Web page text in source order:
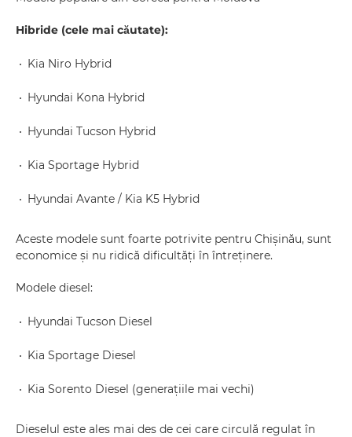
Hibride (cele mai căutate):
Kia Niro Hybrid
Hyundai Kona Hybrid
Hyundai Tucson Hybrid
Kia Sportage Hybrid
Hyundai Avante / Kia K5 Hybrid
Aceste modele sunt foarte potrivite pentru Chișinău, sunt
economice și nu ridică dificultăți în întreținere.
Modele diesel:
Hyundai Tucson Diesel
Kia Sportage Diesel
Kia Sorento Diesel (generațiile mai vechi)
Dieselul este ales mai des de cei care circulă regulat în